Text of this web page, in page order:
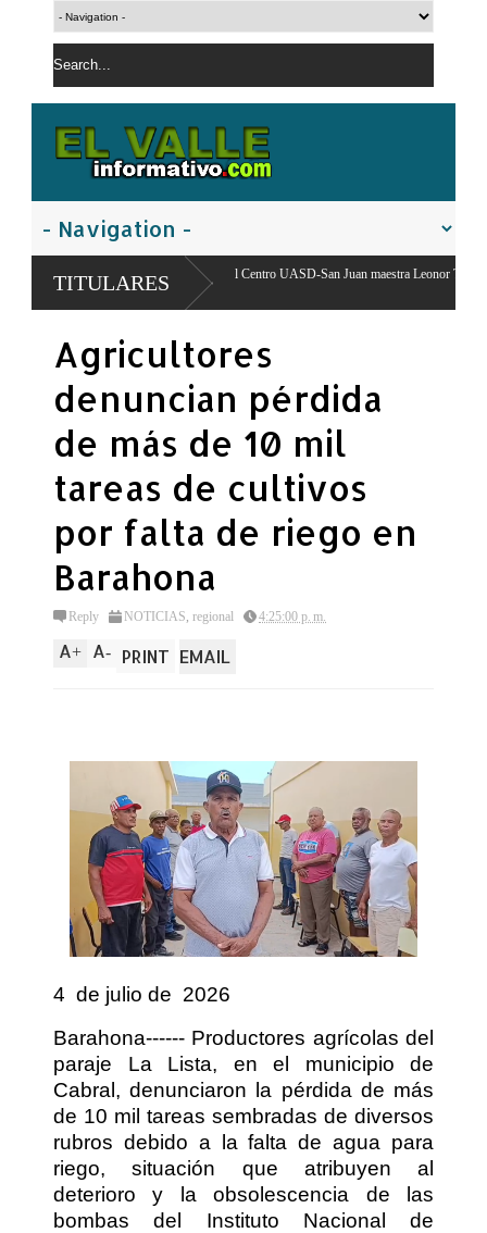
TITULARES
Directora del Centro UASD-San Juan maestra Leonor Taveras apoya encuentro
Productores
Agricultores
denuncian pérdida
de más de 10 mil
tareas de cultivos
por falta de riego en
Barahona
Reply NOTICIAS, regional 4:25:00 p. m.
A+ A- PRINT EMAIL
4 de julio de 2026
Barahona------ Productores agrícolas del
paraje La Lista, en el municipio de
Cabral, denunciaron la pérdida de más
de 10 mil tareas sembradas de diversos
rubros debido a la falta de agua para
riego, situación que atribuyen al
deterioro y la obsolescencia de las
bombas del Instituto Nacional de